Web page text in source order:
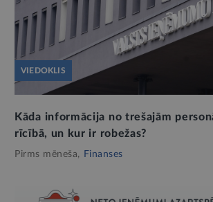
VIEDOKLIS
Kāda informācija no trešajām
rīcībā, un kur ir robežas?
Pirms mēneša, Finanses